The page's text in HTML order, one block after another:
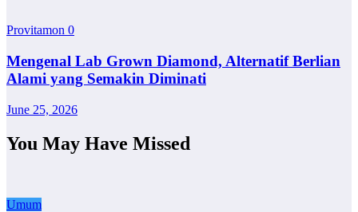
Provitamon 0
Mengenal Lab Grown Diamond, Alternatif Berlian
Alami yang Semakin Diminati
June 25, 2026
You May Have Missed
Umum